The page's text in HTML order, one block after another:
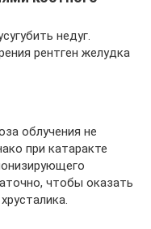
недуг.
рентген желудка
облучения не
при катаракте
чтобы оказать